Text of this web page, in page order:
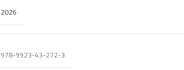
2026
978-9923-43-272-3